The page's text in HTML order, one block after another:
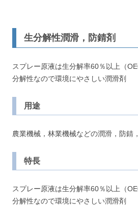
生分解性潤滑，防錆剤
スプレー原液は生分解率60％以上（
分解性なので環境にやさしい潤滑剤
用途
農業機械，林業機械などの潤滑，防錆
特長
スプレー原液は生分解率60％以上（
分解性なので環境にやさしい潤滑剤